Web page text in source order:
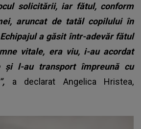
solicitării, iar fătul, conform
aruncat de tatăl copilului în
a găsit într-adevăr fătul
vitale, era viu, i-au acordat
și l-au transport împreună cu
a declarat Angelica Hristea,